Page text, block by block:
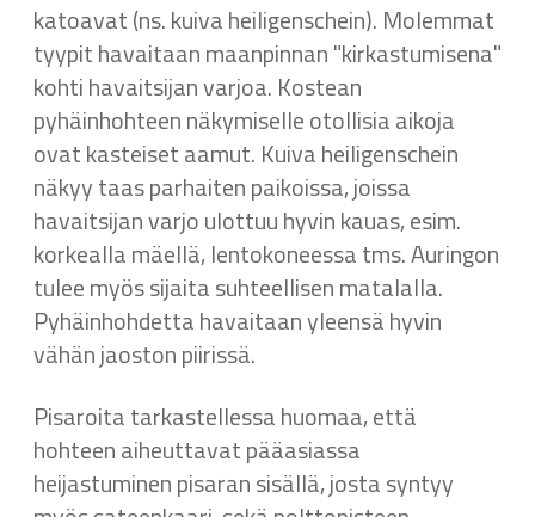
katoavat (ns. kuiva heiligenschein). Molemmat
tyypit havaitaan maanpinnan "kirkastumisena"
kohti havaitsijan varjoa. Kostean
pyhäinhohteen näkymiselle otollisia aikoja
ovat kasteiset aamut. Kuiva heiligenschein
näkyy taas parhaiten paikoissa, joissa
havaitsijan varjo ulottuu hyvin kauas, esim.
korkealla mäellä, lentokoneessa tms. Auringon
tulee myös sijaita suhteellisen matalalla.
Pyhäinhohdetta havaitaan yleensä hyvin
vähän jaoston piirissä.
Pisaroita tarkastellessa huomaa, että
hohteen aiheuttavat pääasiassa
heijastuminen pisaran sisällä, josta syntyy